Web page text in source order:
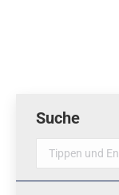
Suche
Suche